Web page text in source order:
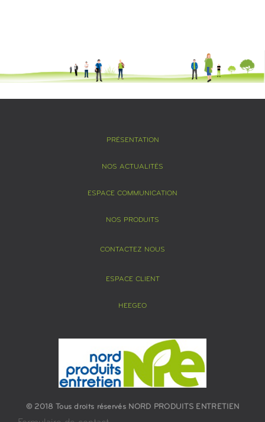
PRÉSENTATION
NOS ACTUALITÉS
ESPACE COMMUNICATION
NOS PRODUITS
CONTACTEZ NOUS
ESPACE CLIENT
HEEGEO
© 2018 Tous droits réservés NORD PRODUITS ENTRETIEN